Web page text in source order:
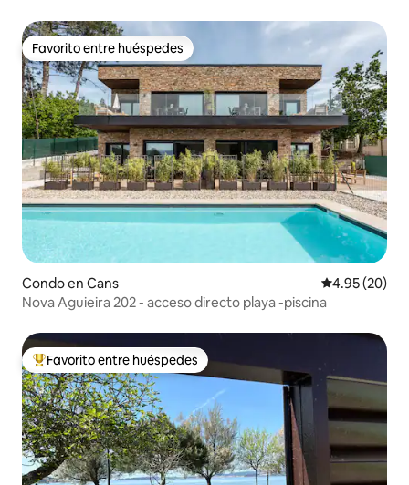
Favorito entre huéspedes
Favorito entre huéspedes
Condo en Cans Calificación
4.95 (20)
Nova Aguieira 202 - acceso directo playa -piscina
Favorito entre huéspedes preferido
Favorito entre huéspedes